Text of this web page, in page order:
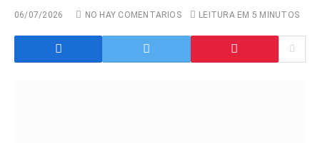
06/07/2026 NO HAY COMENTARIOS LEITURA EM 5 MINUTOS